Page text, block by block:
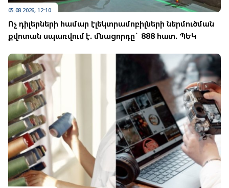
05.08.2026, 12:10
Ոչ դիլերների համար էլեկտրամոբիլների ներմուծման
քվոտան սպառվում է. մնացորդը` 888 հատ. ՊԵԿ